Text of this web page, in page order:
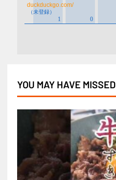
YOU MAY HAVE MISSED